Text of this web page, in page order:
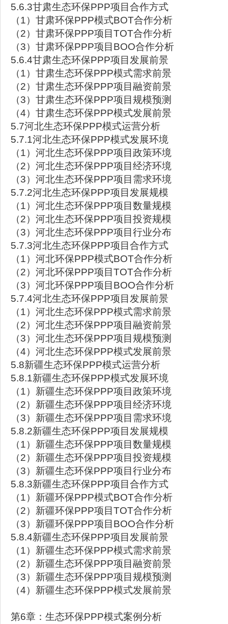
5.6.3甘肃生态环保PPP项目合作方式
（1）甘肃环保PPP模式BOT合作分析
（2）甘肃环保PPP项目TOT合作分析
（3）甘肃环保PPP项目BOO合作分析
5.6.4甘肃生态环保PPP项目发展前景
（1）甘肃生态环保PPP模式需求前景
（2）甘肃生态环保PPP项目融资前景
（3）甘肃生态环保PPP项目规模预测
（4）甘肃生态环保PPP模式发展前景
5.7河北生态环保PPP模式运营分析
5.7.1河北生态环保PPP模式发展环境
（1）河北生态环保PPP项目政策环境
（2）河北生态环保PPP项目经济环境
（3）河北生态环保PPP项目需求环境
5.7.2河北生态环保PPP项目发展规模
（1）河北生态环保PPP项目数量规模
（2）河北生态环保PPP项目投资规模
（3）河北生态环保PPP项目行业分布
5.7.3河北生态环保PPP项目合作方式
（1）河北环保PPP模式BOT合作分析
（2）河北环保PPP项目TOT合作分析
（3）河北环保PPP项目BOO合作分析
5.7.4河北生态环保PPP项目发展前景
（1）河北生态环保PPP模式需求前景
（2）河北生态环保PPP项目融资前景
（3）河北生态环保PPP项目规模预测
（4）河北生态环保PPP模式发展前景
5.8新疆生态环保PPP模式运营分析
5.8.1新疆生态环保PPP模式发展环境
（1）新疆生态环保PPP项目政策环境
（2）新疆生态环保PPP项目经济环境
（3）新疆生态环保PPP项目需求环境
5.8.2新疆生态环保PPP项目发展规模
（1）新疆生态环保PPP项目数量规模
（2）新疆生态环保PPP项目投资规模
（3）新疆生态环保PPP项目行业分布
5.8.3新疆生态环保PPP项目合作方式
（1）新疆环保PPP模式BOT合作分析
（2）新疆环保PPP项目TOT合作分析
（3）新疆环保PPP项目BOO合作分析
5.8.4新疆生态环保PPP项目发展前景
（1）新疆生态环保PPP模式需求前景
（2）新疆生态环保PPP项目融资前景
（3）新疆生态环保PPP项目规模预测
（4）新疆生态环保PPP模式发展前景
第6章：生态环保PPP模式案例分析